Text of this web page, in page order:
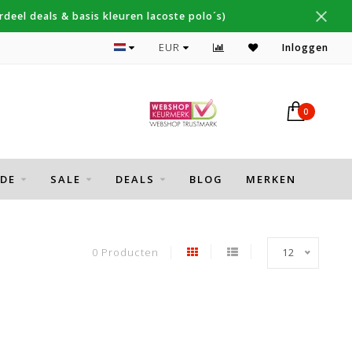
deals & basis kleuren lacoste polo´s)
Topmerken Thomas Maine, Cavallaro, Desoto
EUR Inloggen
0
SALE DEALS BLOG MERKEN
0 Producten 12